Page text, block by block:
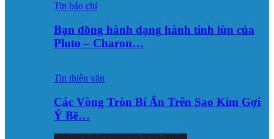
Tin báo chí
Bạn đồng hành dạng hành tinh lùn của
Pluto – Charon…
Tin thiên văn
Các Vòng Tròn Bí Ẩn Trên Sao Kim Gợi
Ý Bề…